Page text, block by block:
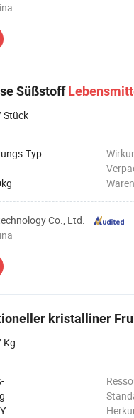
Süßstoff
Stück
Typ
Co., Ltd.
kristalliner
Kg